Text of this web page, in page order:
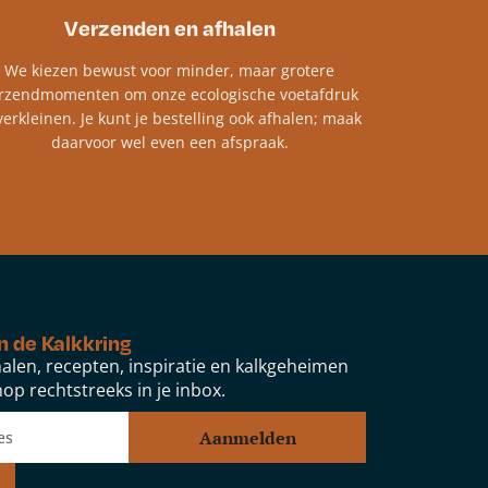
Verzenden en afhalen
We kiezen bewust voor minder, maar grotere
om onze ecologische voetafdruk
Je kunt je bestelling ook afhalen; maak
daarvoor wel even een afspraak.
de Kalkkring
recepten, inspiratie en kalkgeheimen
rechtstreeks in je inbox.
Aanmelden